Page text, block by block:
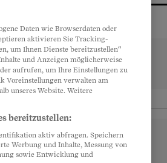
Daten wie Browserdaten oder
aktivieren Sie Tracking-
um Ihnen Dienste bereitzustellen“
und Anzeigen möglicherweise
aufrufen, um Ihre Einstellungen zu
Voreinstellungen verwalten am
unseres Website. Weitere
bereitzustellen:
aktiv abfragen. Speichern
Werbung und Inhalte, Messung von
sowie Entwicklung und